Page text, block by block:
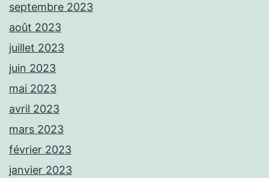
septembre 2023
août 2023
juillet 2023
juin 2023
mai 2023
avril 2023
mars 2023
février 2023
janvier 2023